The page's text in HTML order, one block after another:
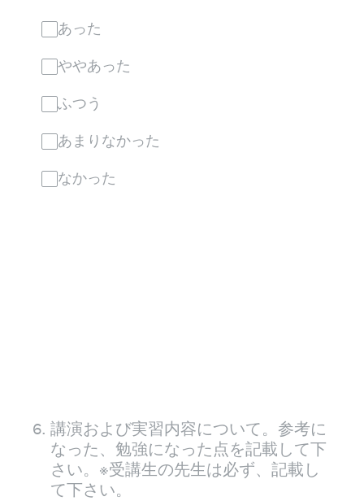
あった
ややあった
ふつう
あまりなかった
なかった
6. 講演および実習内容について。参考に
なった、勉強になった点を記載して下
さい。※受講生の先生は必ず、記載し
て下さい。